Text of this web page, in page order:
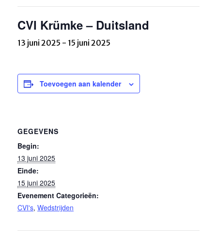
CVI Krümke – Duitsland
13 juni 2025 - 15 juni 2025
Toevoegen aan kalender
GEGEVENS
Begin:
13 juni 2025
Einde:
15 juni 2025
Evenement Categorieën:
CVI's, Wedstrijden